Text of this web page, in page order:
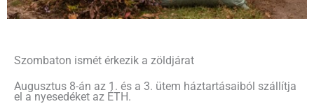
Szombaton ismét érkezik a zöldjárat
Augusztus 8-án az 1. és a 3. ütem háztartásaiból szállítja
el a nyesedéket az ÉTH.